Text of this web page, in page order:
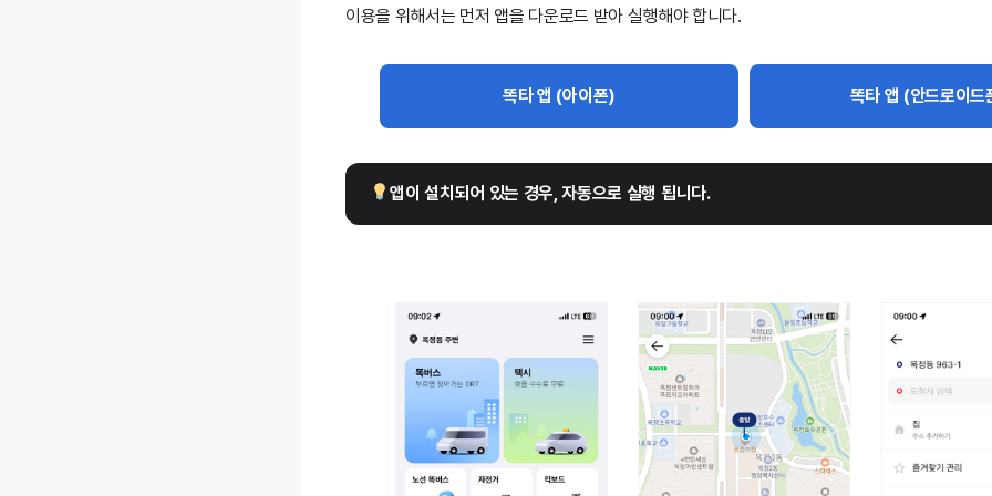
이용을 위해서는 먼저 앱을 다운로드 받아 실행해야 합니다.
똑타 앱 (아이폰) 똑타 앱 (안드로이드
앱이 설치되어 있는 경우, 자동으로 실행 됩니다.